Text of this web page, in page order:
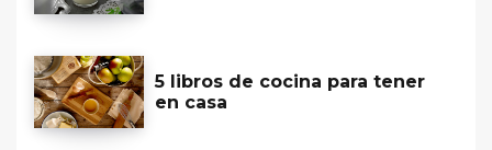
5 libros de cocina para tener
en casa